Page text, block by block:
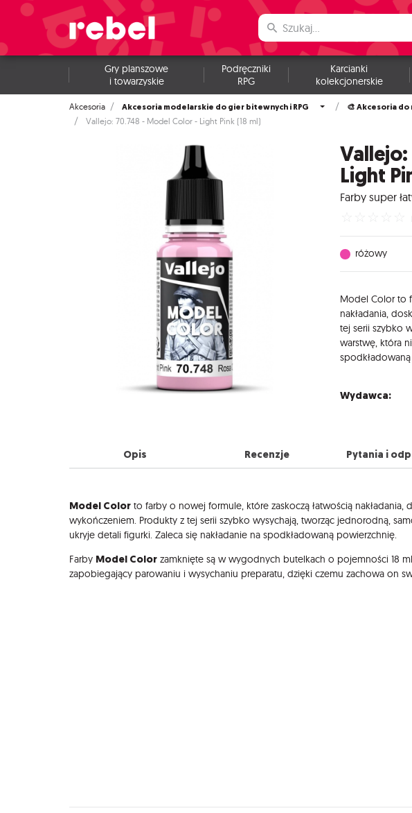
Gry planszowe
i towarzyskie
Podręczniki
RPG
Karcianki
kolekcjonerskie
Akcesoria Akcesoria modelarskie do gier bitewnych i RPG 🎨 Akcesoria do
Vallejo: 70.748 - Model Color - Light Pink (18 ml)
Light
Farby super
różowy
Model Color to
nakładania,
tej serii szybko
warstwę, która
Wydawca:
Opis Recenzje Pytania i
Opis
Model Color to farby o nowej formule, które zaskoczą łatwością nakładania,
wykończeniem. Produkty z tej serii szybko wysychają, tworząc jednorodną,
ukryje detali figurki. Zaleca się nakładanie na spodkładowaną powierzchnię.
Farby Model Color zamknięte są w wygodnych butelkach o pojemności 18
zapobiegający parowaniu i wysychaniu preparatu, dzięki czemu zachowa on